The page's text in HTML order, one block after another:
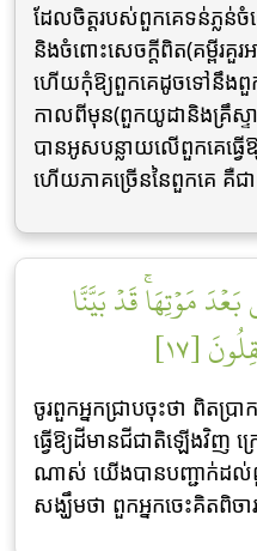
ដែលចិត្តរបស់ពួកគេទន់ភ្លន់
និងចំពោះសេចក្តីពិត(គម្ពីរគួ
ហើយកុំឱ្យពួកគេដូចទៅនឹងពួក
កាលពីមុន(ពួកយូដានិងគ្រឹស្ទ
បានអូសបន្លាយលើពួកគេធ្វើ
ហើយភាគច្រើននៃពួកគេ គឺជ
مَوۡتِهَاۚ قَدۡ بَيَّنَّا
[١٧]
ចូរពួកអ្នកជា្របចុះថា ពិតប្
ធ្វើឱ្យដីមានជីជាតិឡើងវិញ
ណាស់ យើងបានបញ្ជាក់ដល់ពួ
សង្ឃឹមថា ពួកអ្នកចេះគិតពិច